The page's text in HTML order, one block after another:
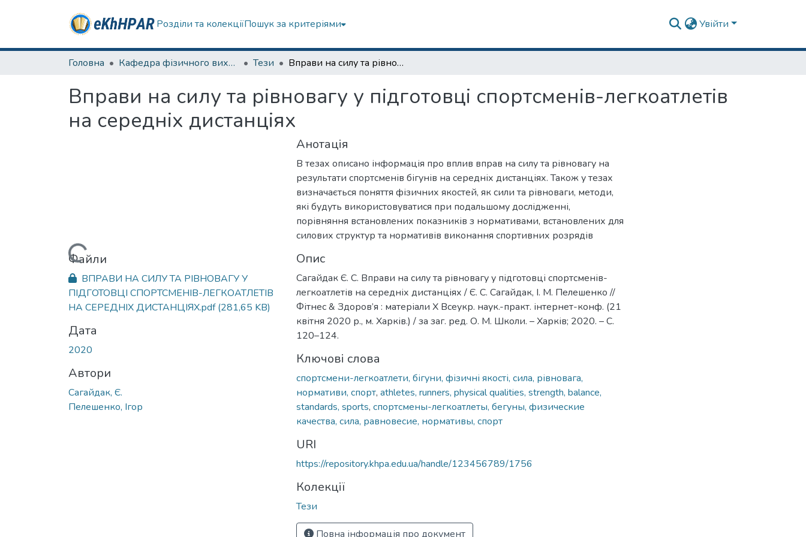
Розділи та колекціїПошук за критеріями Увійти
Головна Кафедра фізичного виховання та спортивного вдосконалення Тези Вправи на силу та рівновагу у підготовці спортсменів-легкоатлетів на середніх дистанціях
Вправи на силу та рівновагу у підготовці спортсменів-легкоатлетів
на середніх дистанціях
Вантажиться...
Файли
ВПРАВИ НА СИЛУ ТА РІВНОВАГУ У
ПІДГОТОВЦІ СПОРТСМЕНІВ-ЛЕГКОАТЛЕТІВ
НА СЕРЕДНІХ ДИСТАНЦІЯХ.pdf(281,65 KB)
Дата
2020
Автори
Сагайдак, Є.
Пелешенко, Ігор
Анотація
В тезах описано інформація про вплив вправ на силу та рівновагу на
результати спортсменів бігунів на середніх дистанціях. Також у тезах
визначається поняття фізичних якостей, як сили та рівноваги, методи,
які будуть використовуватися при подальшому дослідженні,
порівняння встановлених показників з нормативами, встановлених для
силових структур та нормативів виконання спортивних розрядів
Опис
Сагайдак Є. С. Вправи на силу та рівновагу у підготовці спортсменів-
легкоатлетів на середніх дистанціях / Є. С. Сагайдак, І. М. Пелешенко //
Фітнес & Здоров’я : матеріали Х Всеукр. наук.-практ. інтернет-конф. (21
квітня 2020 р., м. Харків.) / за заг. ред. О. М. Школи. – Харків; 2020. – С.
120–124.
Ключові слова
спортсмени-легкоатлети, бігуни, фізичні якості, сила, рівновага,
нормативи, спорт, athletes, runners, physical qualities, strength, balance,
standards, sports, спортсмены-легкоатлеты, бегуны, физические
качества, сила, равновесие, нормативы, спорт
URI
https://repository.khpa.edu.ua/handle/123456789/1756
Колекції
Тези
Повна інформація про документ